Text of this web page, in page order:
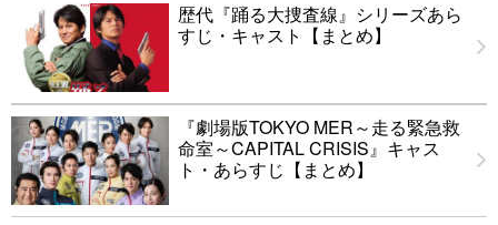
歴代『踊る大捜査線』シリーズあら
すじ・キャスト【まとめ】
『劇場版TOKYO MER～走る緊急救
命室～CAPITAL CRISIS』キャス
ト・あらすじ【まとめ】